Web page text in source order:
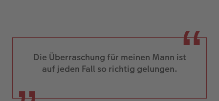
noch einmal gründlich gegenzulesen, da sich
Stilblüten einschleichen können.
Die Überraschung für meinen Mann ist
auf jeden Fall so richtig gelungen.